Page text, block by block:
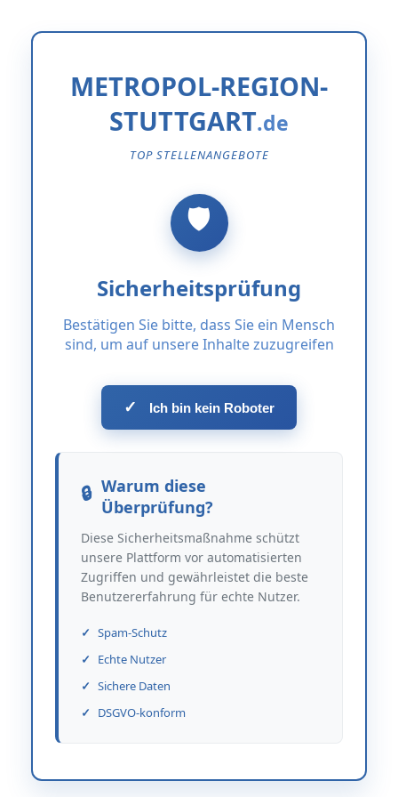
METROPOL-REGION-
STUTTGART
TOP STELLENANGEBOTE
Sicherheitsprüfung
Bestätigen Sie bitte, dass Sie ein Mensch
sind, um auf unsere Inhalte zuzugreifen
✓ Ich bin kein Roboter
Warum diese
Überprüfung?
Diese Sicherheitsmaßnahme schützt
unsere Plattform vor automatisierten
Zugriffen und gewährleistet die beste
Benutzererfahrung für echte Nutzer.
Spam-Schutz
Echte Nutzer
Sichere Daten
DSGVO-konform